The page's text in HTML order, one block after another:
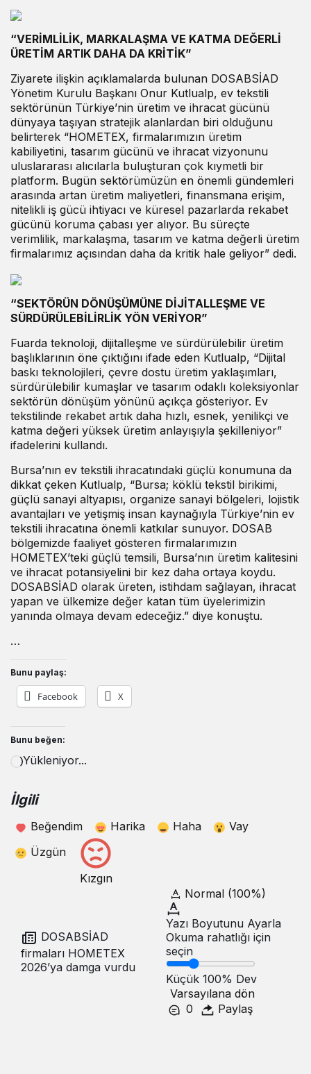
“VERİMLİLİK, MARKALAŞMA VE KATMA DEĞERLİ
ÜRETİM ARTIK DAHA DA KRİTİK”
Ziyarete ilişkin açıklamalarda bulunan DOSABSİAD
Yönetim Kurulu Başkanı Onur Kutlualp, ev tekstili
sektörünün Türkiye’nin üretim ve ihracat gücünü
dünyaya taşıyan stratejik alanlardan biri olduğunu
belirterek “HOMETEX, firmalarımızın üretim
kabiliyetini, tasarım gücünü ve ihracat vizyonunu
uluslararası alıcılarla buluşturan çok kıymetli bir
platform. Bugün sektörümüzün en önemli gündemleri
arasında artan üretim maliyetleri, finansmana erişim,
nitelikli iş gücü ihtiyacı ve küresel pazarlarda rekabet
gücünü koruma çabası yer alıyor. Bu süreçte
verimlilik, markalaşma, tasarım ve katma değerli üretim
firmalarımız açısından daha da kritik hale geliyor” dedi.
“SEKTÖRÜN DÖNÜŞÜMÜNE DİJİTALLEŞME VE
SÜRDÜRÜLEBİLİRLİK YÖN VERİYOR”
Fuarda teknoloji, dijitalleşme ve sürdürülebilir üretim
başlıklarının öne çıktığını ifade eden Kutlualp, “Dijital
baskı teknolojileri, çevre dostu üretim yaklaşımları,
sürdürülebilir kumaşlar ve tasarım odaklı koleksiyonlar
sektörün dönüşüm yönünü açıkça gösteriyor. Ev
tekstilinde rekabet artık daha hızlı, esnek, yenilikçi ve
katma değeri yüksek üretim anlayışıyla şekilleniyor”
ifadelerini kullandı.
Bursa’nın ev tekstili ihracatındaki güçlü konumuna da
dikkat çeken Kutlualp, “Bursa; köklü tekstil birikimi,
güçlü sanayi altyapısı, organize sanayi bölgeleri, lojistik
avantajları ve yetişmiş insan kaynağıyla Türkiye’nin ev
tekstili ihracatına önemli katkılar sunuyor. DOSAB
bölgemizde faaliyet gösteren firmalarımızın
HOMETEX’teki güçlü temsili, Bursa’nın üretim kalitesini
ve ihracat potansiyelini bir kez daha ortaya koydu.
DOSABSİAD olarak üreten, istihdam sağlayan, ihracat
yapan ve ülkemize değer katan tüm üyelerimizin
yanında olmaya devam edeceğiz.” diye konuştu.
…
Bunu paylaş:
Facebook X
Bunu beğen:
Yükleniyor...
İlgili
Beğendim Harika Haha
Vay
Üzgün
Kızgın
DOSABSİAD
firmaları HOMETEX
2026’ya damga vurdu
Normal (100%)
Yazı Boyutunu Ayarla
Okuma rahatlığı için
seçin
Küçük 100% Dev
Varsayılana dön
0
Paylaş